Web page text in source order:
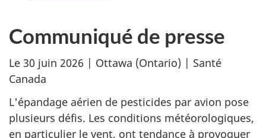
Communiqué de presse
Le 30 juin 2026 | Ottawa (Ontario) | Santé
Canada
L'épandage aérien de pesticides par avion pose
plusieurs défis. Les conditions météorologiques,
en particulier le vent, ont tendance à provoquer